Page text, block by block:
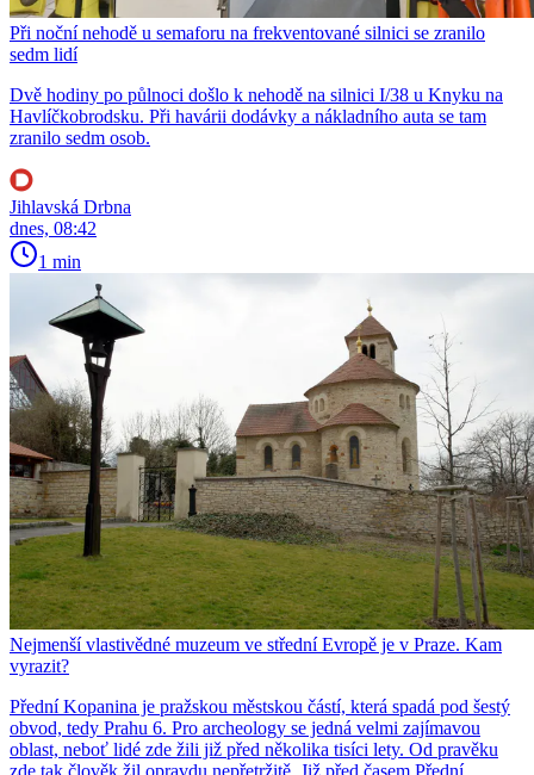
Při noční nehodě u semaforu na frekventované silnici se zranilo
sedm lidí
Dvě hodiny po půlnoci došlo k nehodě na silnici I/38 u Knyku na
Havlíčkobrodsku. Při havárii dodávky a nákladního auta se tam
zranilo sedm osob.
Jihlavská Drbna
dnes, 08:42
1 min
Nejmenší vlastivědné muzeum ve střední Evropě je v Praze. Kam
vyrazit?
Přední Kopanina je pražskou městskou částí, která spadá pod šestý
obvod, tedy Prahu 6. Pro archeology se jedná velmi zajímavou
oblast, neboť lidé zde žili již před několika tisíci lety. Od pravěku